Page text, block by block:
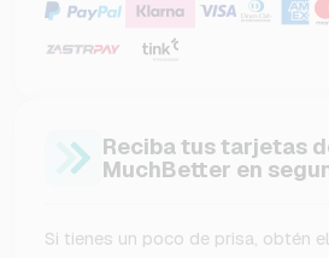
Reciba tus tarjetas
MuchBetter en
Si tienes un poco de prisa, obtén